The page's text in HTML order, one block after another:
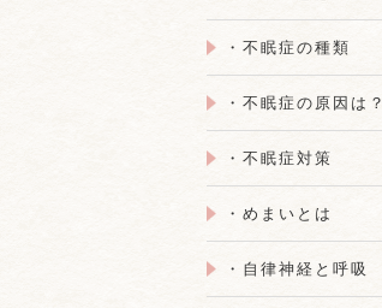
・不眠症の種類
・不眠症の原因は？
・不眠症対策
・めまいとは
・自律神経と呼吸